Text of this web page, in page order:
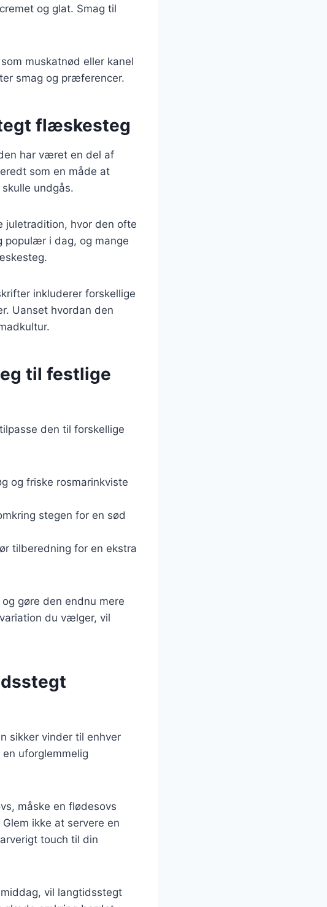
og glat. Smag til
muskatnød eller kanel
smag og præferencer.
flæskesteg
har været en del af
som en måde at
undgås.
juletradition, hvor den ofte
populær i dag, og mange
inkluderer forskellige
Uanset hvordan den
til festlige
den til forskellige
og friske rosmarinkviste
stegen for en sød
tilberedning for en ekstra
gøre den endnu mere
du vælger, vil
sikker vinder til enhver
uforglemmelig
måske en flødesovs
ikke at servere en
touch til din
vil langtidsstegt